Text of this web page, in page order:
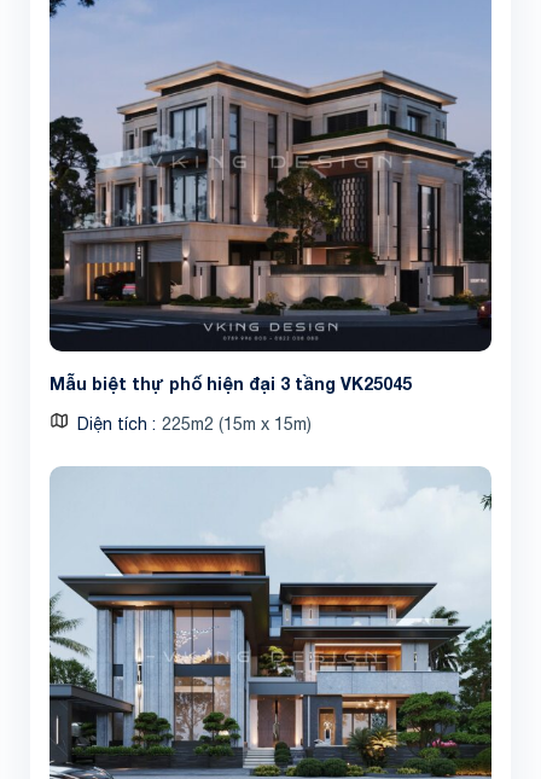
Share
Mẫu biệt thự phố hiện đại 3 tầng VK25045
Diện tích 225m2 (15m x 15m)